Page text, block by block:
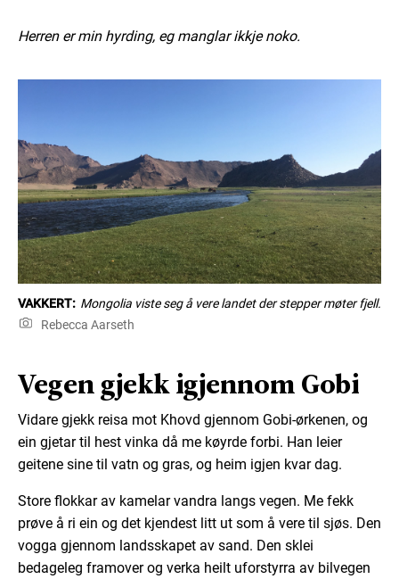
Herren er min hyrding, eg manglar ikkje noko.
VAKKERT: Mongolia viste seg å vere landet der stepper møter fjell.
Rebecca Aarseth
Vegen gjekk igjennom Gobi
Vidare gjekk reisa mot Khovd gjennom Gobi-ørkenen, og
ein gjetar til hest vinka då me køyrde forbi. Han leier
geitene sine til vatn og gras, og heim igjen kvar dag.
Store flokkar av kamelar vandra langs vegen. Me fekk
prøve å ri ein og det kjendest litt ut som å vere til sjøs. Den
vogga gjennom landsskapet av sand. Den sklei
bedageleg framover og verka heilt uforstyrra av bilvegen